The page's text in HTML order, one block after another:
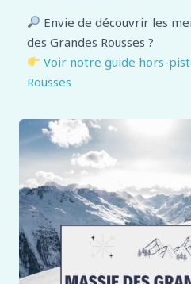
Envie de découvrir les
des Grandes Rousses ?
Voir notre guide hors-
Rousses